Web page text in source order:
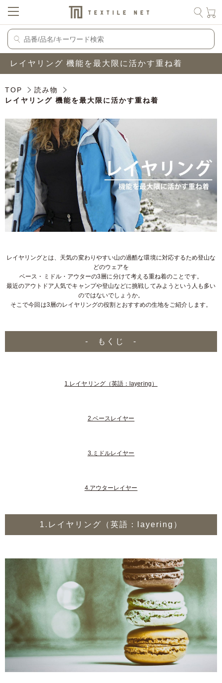
レイヤリング 機能を最大限に活かす重ね着
TOP
読み物
レイヤリング 機能を最大限に活かす重ね着
レイヤリングとは、天気の変わりやすい山の過酷な環境に対応するため登山な
どのウェアを
ベース・ミドル・アウターの3層に分けて考える重ね着のことです。
最近のアウトドア人気でキャンプや登山などに挑戦してみようという人も多い
のではないでしょうか。
そこで今回は3層のレイヤリングの役割とおすすめの生地をご紹介します。
- もくじ -
1.レイヤリング（英語：layering）
2.ベースレイヤー
3.ミドルレイヤー
4.アウターレイヤー
1.レイヤリング（英語：layering）